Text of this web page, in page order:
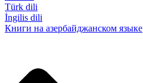
Türk dili
İngilis dili
Книги на азербайджанском языке